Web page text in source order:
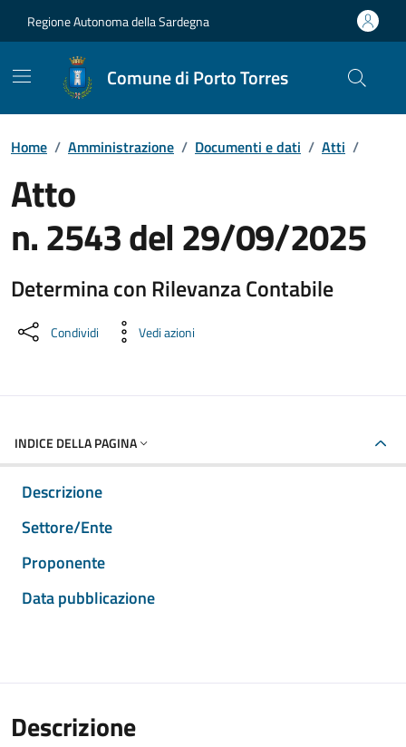
Regione Autonoma della Sardegna
Comune di Porto Torres
Home / Amministrazione / Documenti e dati / Atti /
Atto
n. 2543 del 29/09/2025
Determina con Rilevanza Contabile
Dettaglio del documento
Condividi Vedi azioni
INDICE DELLA PAGINA
Descrizione
Settore/Ente
Proponente
Data pubblicazione
Descrizione